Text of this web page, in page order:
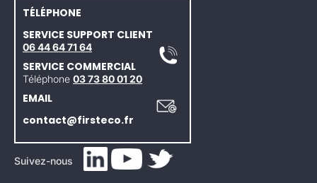
TÉLÉPHONE
SERVICE SUPPORT CLIENT
06 44 64 71 64
SERVICE COMMERCIAL
Téléphone 03 73 80 01 20
EMAIL
contact@firsteco.fr
Suivez-nous